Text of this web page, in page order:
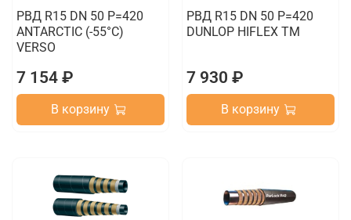
РВД R15 DN 50 P=420
ANTARCTIC (-55°C)
VERSO
7 154 ₽
В корзину
РВД R15 DN 50 P=420
DUNLOP HIFLEX TM
7 930 ₽
В корзину